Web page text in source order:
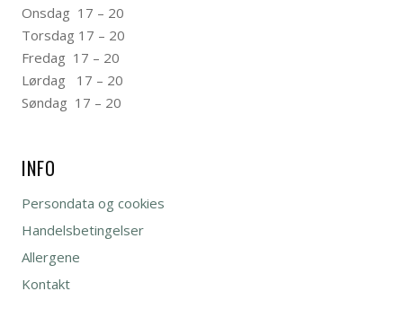
Onsdag 17 – 20
Torsdag 17 – 20
Fredag 17 – 20
Lørdag 17 – 20
Søndag 17 – 20
INFO
Persondata og cookies
Handelsbetingelser
Allergene
Kontakt